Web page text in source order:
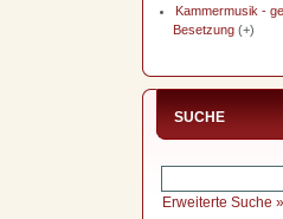
Kammermusik -
Besetzung (+)
SUCHE
Erweiterte Suche »